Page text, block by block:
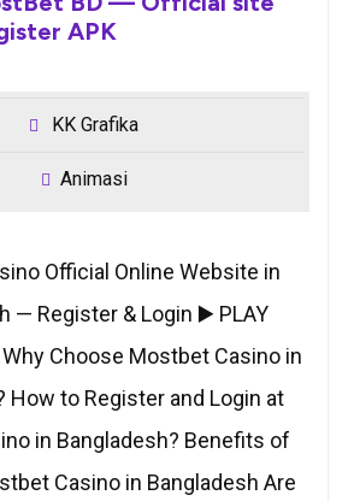
APK
KK Grafika
Animasi
Official Online Website in
— Register & Login ▶️ PLAY
Choose Mostbet Casino in
How to Register and Login at
in Bangladesh? Benefits of
Casino in Bangladesh Are